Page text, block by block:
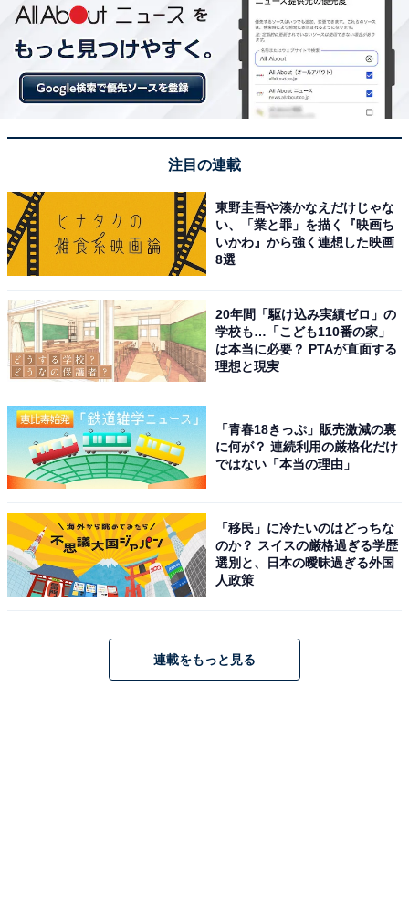
回答者からは「必殺仕事人シリーズの影響があり、落ち
着いた着こなしで似合うと思います（57歳男性）」「時
代劇経験が豊富で、武士の姿がよく似合うことを知って
います（36歳女性）」など、これまでの出演作から東山
さんの袴姿を想起しやすい、といったコメントが寄せら
れました。
また「シュッとした顔立ちと共にスラッとした体型、年
齢も踏まえ、貫禄のある素敵な武士の袴姿となる事間違
いないと思えたので（53歳女性）」「年配役で端正な顔
立ち、という役が成り立つから（38歳男性）」といっ
た、凛とした顔立ちと体格の良さを挙げる人も多数いま
した。
第1位：岡田准一
注目の連載
東野圭吾や湊かなえだけじゃな
い、「業と罪」を描く『映画ち
いかわ』から強く連想した映画
8選
20年間「駆け込み実績ゼロ」の
学校も…「こども110番の家」
は本当に必要？ PTAが直面する
理想と現実
「青春18きっぷ」販売激減の裏
に何が？ 連続利用の厳格化だけ
ではない「本当の理由」
「移民」に冷たいのはどっちな
のか？ スイスの厳格過ぎる学歴
選別と、日本の曖昧過ぎる外国
人政策
連載をもっと見る